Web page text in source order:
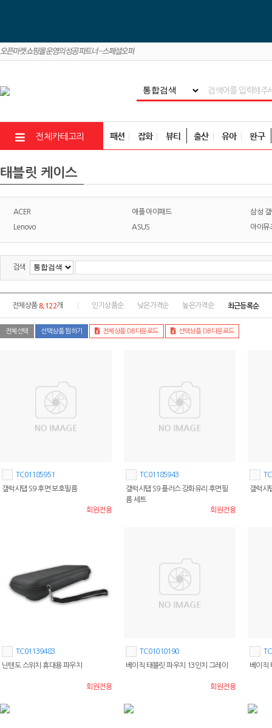
전체카테고리 패션 잡화 뷰티 출산 유아 완구
태블릿 케이스
ACER 애플 아이패드 삼성
Lenovo ASUS 아이뮤
검색
전체상품8,122개 인기상품순 낮은가격순 높은가격순 최근등록순
전체선택 선택상품 찜하기 전체상품 DB다운로드 선택상품 DB다운로드
TC01185951
갤럭시탭 S9 후면 보호필름
회원전용
TC01185943
갤럭시탭 S9 플러스 강화유리 후면필
름 세트
회원전용
갤럭시
TC01139483
닌텐도 스위치 휴대용 파우치
회원전용
TC01010190
베이직 태블릿 파우치 13인치 그레이
회원전용
베이직